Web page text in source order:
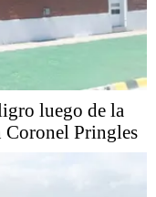
luego de la
Coronel Pringles